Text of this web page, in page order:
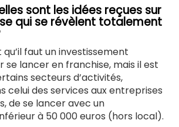
sont les idées reçues sur
qui se révèlent totalement
faut un investissement
se lancer en franchise, mais il est
secteurs d’activités,
celui des services aux entreprises
de se lancer avec un
à 50 000 euros (hors local).